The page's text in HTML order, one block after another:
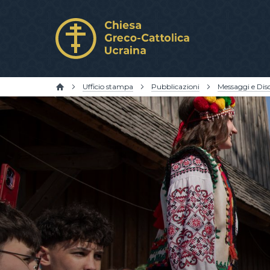
Ufficio stampa Pubblicazioni Messaggi e